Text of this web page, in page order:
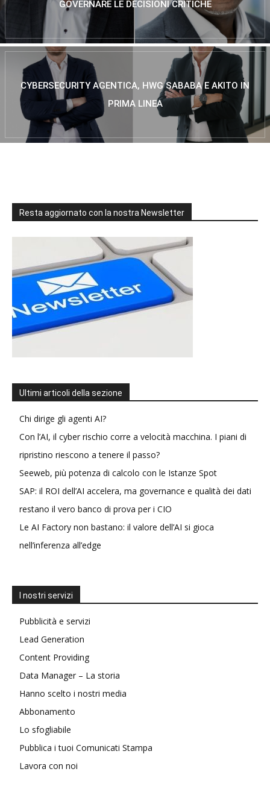
GOVERNARE LE DECISIONI CRITICHE
CYBERSECURITY AGENTICA, HWG SABABA E AKITO IN
PRIMA LINEA
Resta aggiornato con la nostra Newsletter
Ultimi articoli della sezione
Chi dirige gli agenti AI?
Con l’AI, il cyber rischio corre a velocità macchina. I piani di
ripristino riescono a tenere il passo?
Seeweb, più potenza di calcolo con le Istanze Spot
SAP: il ROI dell’AI accelera, ma governance e qualità dei dati
restano il vero banco di prova per i CIO
Le AI Factory non bastano: il valore dell’AI si gioca
nell’inferenza all’edge
I nostri servizi
Pubblicità e servizi
Lead Generation
Content Providing
Data Manager – La storia
Hanno scelto i nostri media
Abbonamento
Lo sfogliabile
Pubblica i tuoi Comunicati Stampa
Lavora con noi